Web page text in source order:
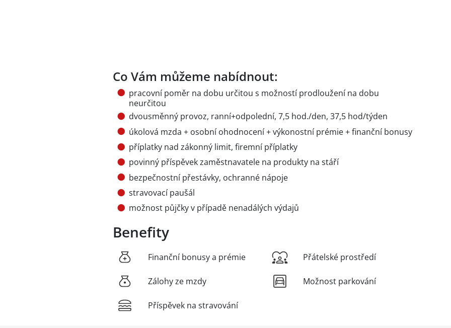
Co Vám můžeme nabídnout:
pracovní poměr na dobu určitou s možností prodloužení na dobu
neurčitou
dvousměnný provoz, ranní+odpolední, 7,5 hod./den, 37,5 hod/týden
úkolová mzda + osobní ohodnocení + výkonostní prémie + finanční bonusy
příplatky nad zákonný limit, firemní příplatky
povinný příspěvek zaměstnavatele na produkty na stáří
bezpečnostní přestávky, ochranné nápoje
stravovací paušál
možnost půjčky v případě nenadálých výdajů
Benefity
Finanční bonusy a prémie
Zálohy ze mzdy
Příspěvek na stravování
Přátelské prostředí
Možnost parkování